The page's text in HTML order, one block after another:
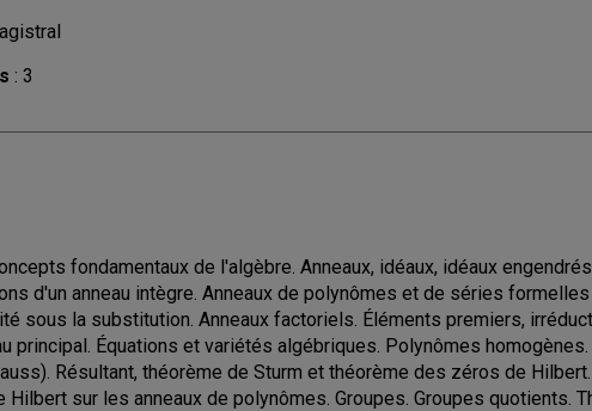
: 3
fondamentaux de l'algèbre. Anneaux, idéaux, idéaux
d'un anneau intègre. Anneaux de polynômes et de séries
sous la substitution. Anneaux factoriels. Éléments premiers,
principal. Équations et variétés algébriques. Polynômes
Résultant, théorème de Sturm et théorème des zéros de
Hilbert sur les anneaux de polynômes. Groupes. Groupes quotients.